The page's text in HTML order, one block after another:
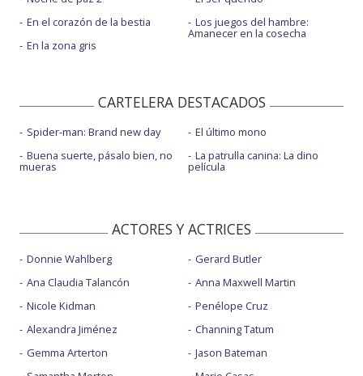
En el corazón de la bestia
En la zona gris
Los juegos del hambre:
Amanecer en la cosecha
CARTELERA DESTACADOS
Spider-man: Brand new day
Buena suerte, pásalo bien, no
mueras
El último mono
La patrulla canina: La dino
película
ACTORES Y ACTRICES
Donnie Wahlberg
Ana Claudia Talancón
Nicole Kidman
Alexandra Jiménez
Gemma Arterton
Gerard Butler
Anna Maxwell Martin
Penélope Cruz
Channing Tatum
Jason Bateman